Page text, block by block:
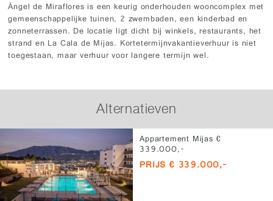
Ángel de Miraflores is een keurig onderhouden wooncomplex met
gemeenschappelijke tuinen, 2 zwembaden, een kinderbad en
zonneterrassen. De locatie ligt dicht bij winkels, restaurants, het
strand en La Cala de Mijas. Kortetermijnvakantieverhuur is niet
toegestaan, maar verhuur voor langere termijn wel.
Alternatieven
Appartement Mijas €
339.000,-
PRIJS € 339.000,-